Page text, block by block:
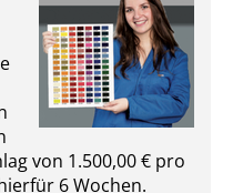
von 1.500,00 € pro
6 Wochen.